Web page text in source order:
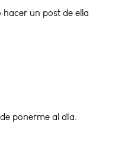
un post de ella
ponerme al día.